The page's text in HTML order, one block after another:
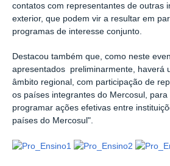
contatos com representantes de outras
exterior, que podem vir a resultar em
programas de interesse conjunto.
Destacou também que, como neste
apresentados preliminarmente, haverá
âmbito regional, com participação de
os países integrantes do Mercosul,
programar ações efetivas entre
países do Mercosul".